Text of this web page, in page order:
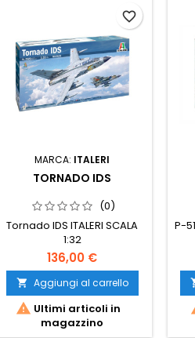
MARCA: ITALERI
TORNADO IDS
(0)
Tornado IDS ITALERI SCALA
1:32
136,00 €
 Aggiungi al carrello
 Ultimi articoli in
magazzino
favorite_border
P-